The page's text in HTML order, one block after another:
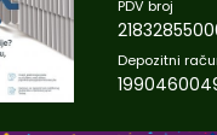
PDV broj
Depozitni